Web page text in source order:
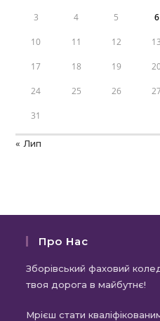
3 4 5 6
10 11 12 13
17 18 19
24 25 26
31
« Лип
Про Нас
Зборівський фаховий
твоя дорога в майбутнє!
Мрієш стати